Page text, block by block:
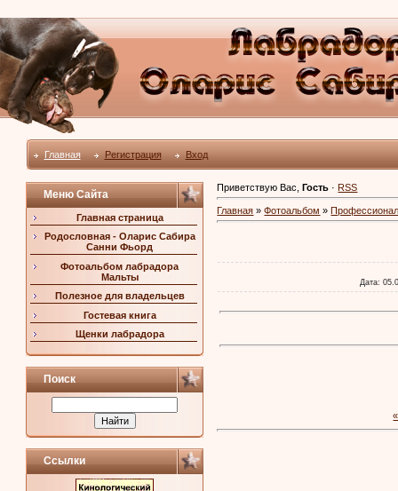
Главная Регистрация Вход
Меню Сайта
Главная страница
Родословная - Оларис Сабира
Санни Фьорд
Фотоальбом лабрадора
Мальты
Полезное для владельцев
Гостевая книга
Щенки лабрадора
Поиск
Ссылки
Приветствую Вас ,Гость · RSS
Главная »Фотоальбом »
Дата: